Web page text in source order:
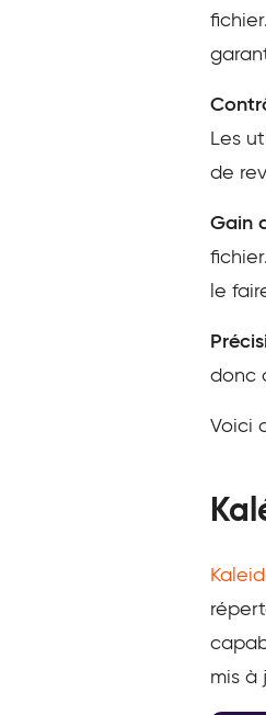
Les
de
Gain
le
donc
Voici
mis à